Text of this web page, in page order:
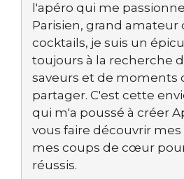
l'apéro qui me
Parisien, grand amateur
cocktails, je suis un
toujours à la recherche
saveurs et de moments
partager. C'est cette
qui m'a poussé à créer
vous faire découvrir
mes coups de cœur
réussis.